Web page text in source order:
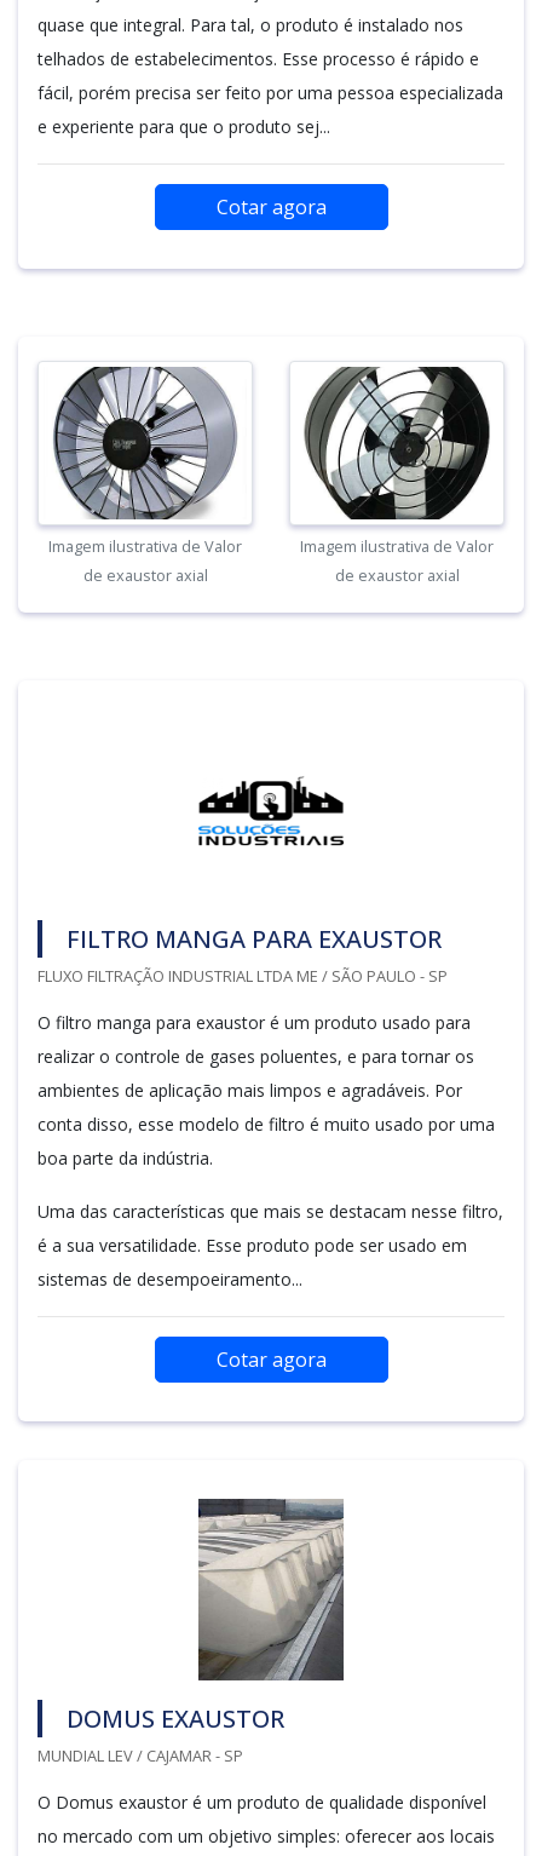
quase que integral. Para tal, o produto é instalado nos
telhados de estabelecimentos. Esse processo é rápido e
fácil, porém precisa ser feito por uma pessoa especializada
e experiente para que o produto sej...
Cotar agora
Imagem ilustrativa de Valor
de exaustor axial
Imagem ilustrativa de Valor
de exaustor axial
FILTRO MANGA PARA EXAUSTOR
FLUXO FILTRAÇÃO INDUSTRIAL LTDA ME / SÃO PAULO - SP
O filtro manga para exaustor é um produto usado para
realizar o controle de gases poluentes, e para tornar os
ambientes de aplicação mais limpos e agradáveis. Por
conta disso, esse modelo de filtro é muito usado por uma
boa parte da indústria.
Uma das características que mais se destacam nesse filtro,
é a sua versatilidade. Esse produto pode ser usado em
sistemas de desempoeiramento...
Cotar agora
DOMUS EXAUSTOR
MUNDIAL LEV / CAJAMAR - SP
O Domus exaustor é um produto de qualidade disponível
no mercado com um objetivo simples: oferecer aos locais